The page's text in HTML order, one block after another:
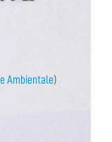
Ambientale)